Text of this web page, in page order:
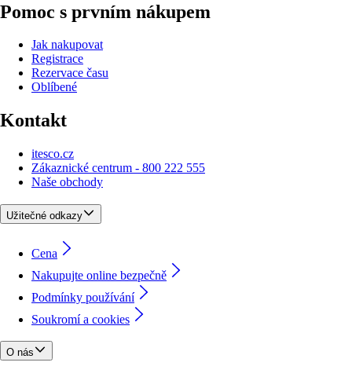
Pomoc s prvním nákupem
Jak nakupovat
Registrace
Rezervace času
Oblíbené
Kontakt
itesco.cz
Zákaznické centrum - 800 222 555
Naše obchody
Užitečné odkazy
Cena
Nakupujte online bezpečně
Podmínky používání
Soukromí a cookies
O nás